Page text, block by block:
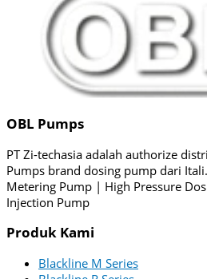
OBL Pumps
PT Zi-techasia adalah authorize
Pumps brand dosing pump dari
Metering Pump | High Pressure
Injection Pump
Produk Kami
Blackline M Series